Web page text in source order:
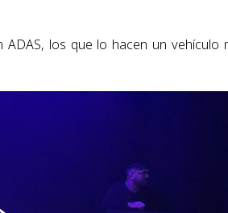
los que lo hacen un vehículo